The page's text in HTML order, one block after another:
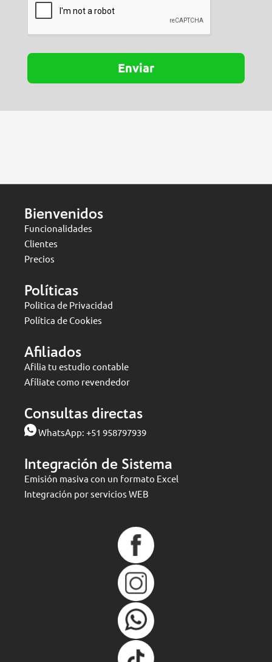
Bienvenidos
Funcionalidades
Clientes
Precios
Políticas
Politica de Privacidad
Política de Cookies
Afiliados
Afilia tu estudio contable
Afíliate como revendedor
Consultas directas
WhatsApp: +51 958797939
Integración de Sistema
Emisión masiva con un formato Excel
Integración por servicios WEB